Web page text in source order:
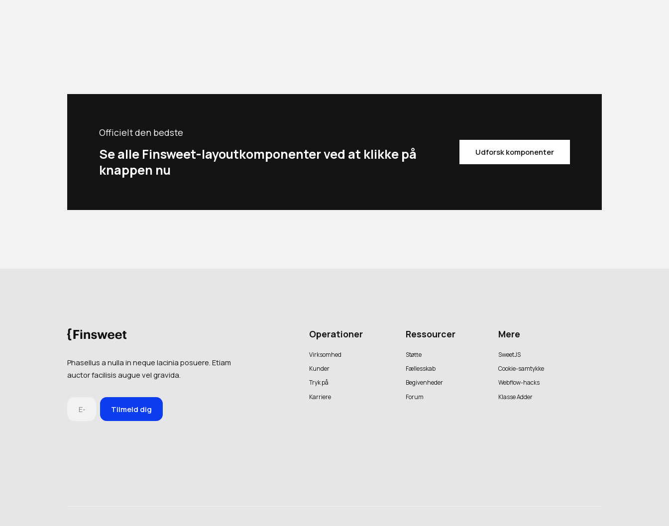
Officielt den bedste
Se alle Finsweet-layoutkomponenter ved at klikke på
knappen nu
Udforsk komponenter
Phasellus a nulla in neque lacinia posuere. Etiam
auctor facilisis augue vel gravida.
Operationer
Virksomhed
Kunder
Tryk på
Karriere
Ressourcer
Støtte
Fællesskab
Begivenheder
Forum
Mere
SweetJS
Cookie-samtykke
Webflow-hacks
Klasse Adder